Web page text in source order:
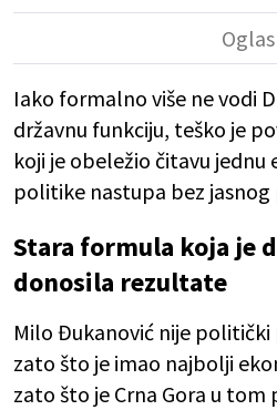
Iako formalno više ne vodi
državnu funkciju, teško je
koji je obeležio čitavu jednu
politike nastupa bez
Stara formula koja je
donosila rezultate
Milo Đukanović nije
zato što je imao najbolji
zato što je Crna Gora u